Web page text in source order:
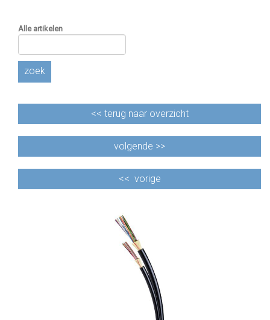
CABLE EQUIPEMENTS
Alle artikelen
zoek
<< terug naar overzicht
volgende >>
<< vorige